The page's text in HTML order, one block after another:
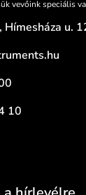
vevőink speciális
u.
10